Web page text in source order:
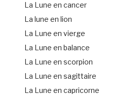
La Lune en cancer
La lune en lion
La Lune en vierge
La Lune en balance
La Lune en scorpion
La Lune en sagittaire
La Lune en capricorne